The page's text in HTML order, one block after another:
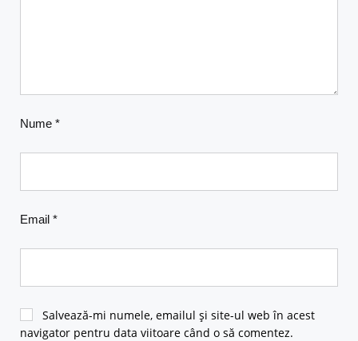
Nume *
Email *
Salvează-mi numele, emailul și site-ul web în acest
navigator pentru data viitoare când o să comentez.